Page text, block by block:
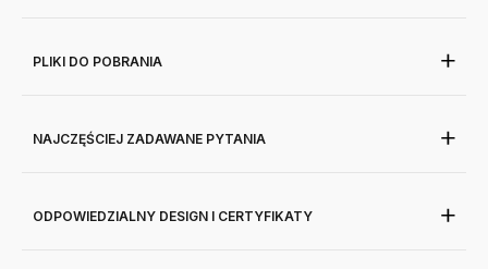
PLIKI DO POBRANIA
NAJCZĘŚCIEJ ZADAWANE PYTANIA
ODPOWIEDZIALNY DESIGN I CERTYFIKATY